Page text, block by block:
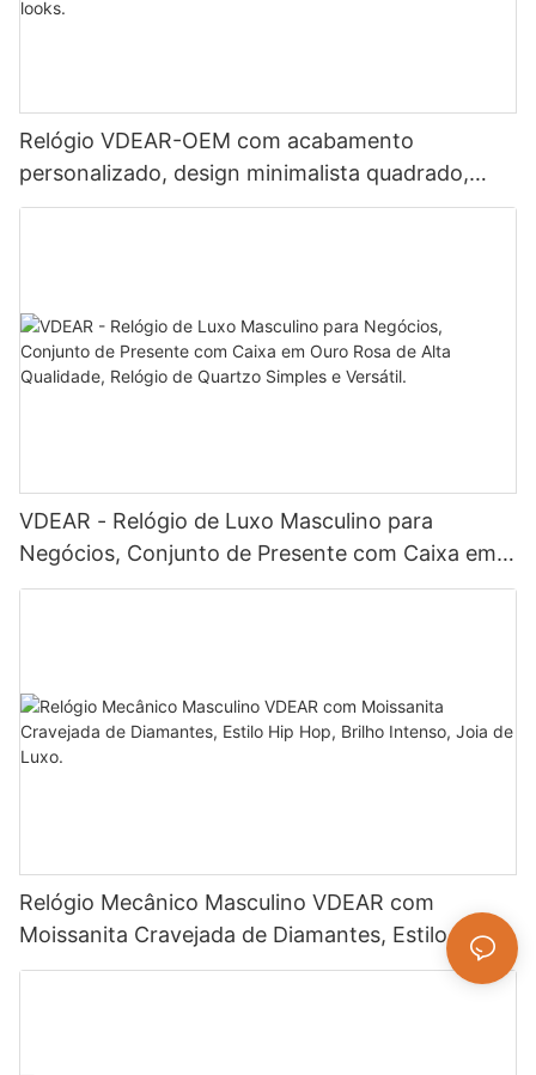
Relógio VDEAR-OEM com acabamento
personalizado, design minimalista quadrado,
calendário e pulseira de aço inoxidável, ideal
VDEAR - Relógio de Luxo Masculino para
Negócios, Conjunto de Presente com Caixa em
Ouro Rosa de Alta Qualidade, Relógio de Quartzo
Relógio Mecânico Masculino VDEAR com
Moissanita Cravejada de Diamantes, Estilo Hip
Hop, Brilho Intenso, Joia de Luxo.